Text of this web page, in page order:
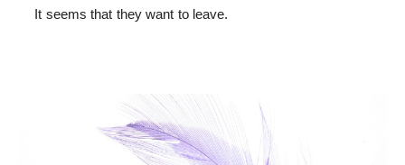
It seems that they want to leave.